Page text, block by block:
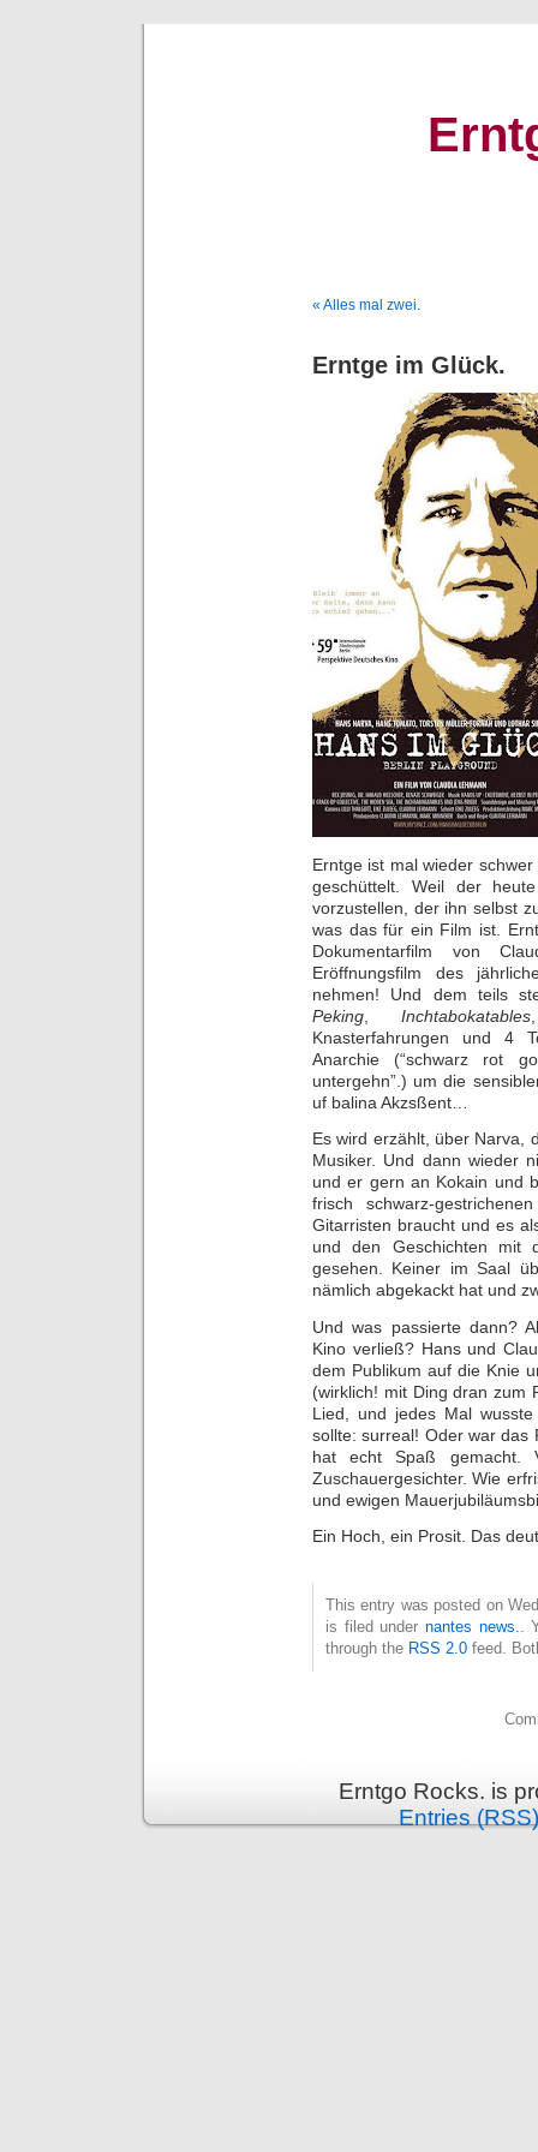
« Alles mal zwei.
Erntge im Glück.
Erntge ist mal wieder
geschüttelt. Weil der
vorzustellen, der ihn selbst
was das für ein Film ist.
Dokumentarfilm von
Eröffnungsfilm des
nehmen! Und dem teils
Peking
Inchtabokatables
Knasterfahrungen und 4
Anarchie (“schwarz rot
untergehn”.) um die
uf balina Akzsßent…
Es wird erzählt, über Narva,
Musiker. Und dann wieder
und er gern an Kokain und
frisch schwarz-
Gitarristen braucht und es
und den Geschichten mit
gesehen. Keiner im Saal
nämlich abgekackt hat und
Und was passierte dann?
Kino verließ? Hans und
dem Publikum auf die Knie
(wirklich! mit Ding dran zum
Lied, und jedes Mal
sollte: surreal! Oder war das
hat echt Spaß gemacht.
Zuschauergesichter. Wie
und ewigen
Ein Hoch, ein Prosit. Das
This entry was posted on
is filed under nantes news..
through the RSS 2.0 feed.
Erntgo Rocks. is
Entries (RSS)